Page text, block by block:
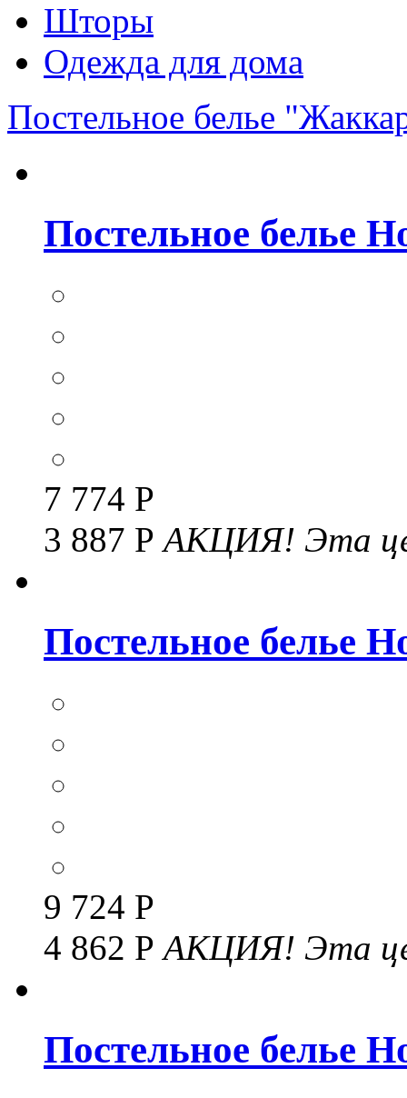
Шторы
Одежда для дома
Постельное белье
Постельное белье
7 774 Р
3 887 РАКЦИЯ! Эта
Постельное белье
9 724 Р
4 862 РАКЦИЯ! Эта
Постельное белье